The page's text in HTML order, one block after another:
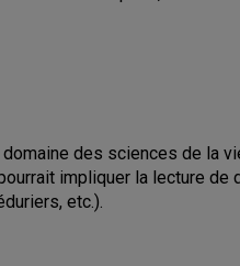
des sciences de la
impliquer la lecture de
etc.).